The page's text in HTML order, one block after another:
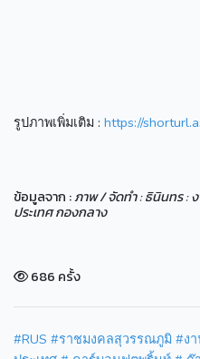
รูปภาพเพิ่มเติม : https://
ข้อมูลจาก :ภาพ / จัดทำ : ธินินทร :
ประเทศ กองกลาง
686 ครั้ง
#RUS #ราชมงคลสุวรรณภูมิ #ง